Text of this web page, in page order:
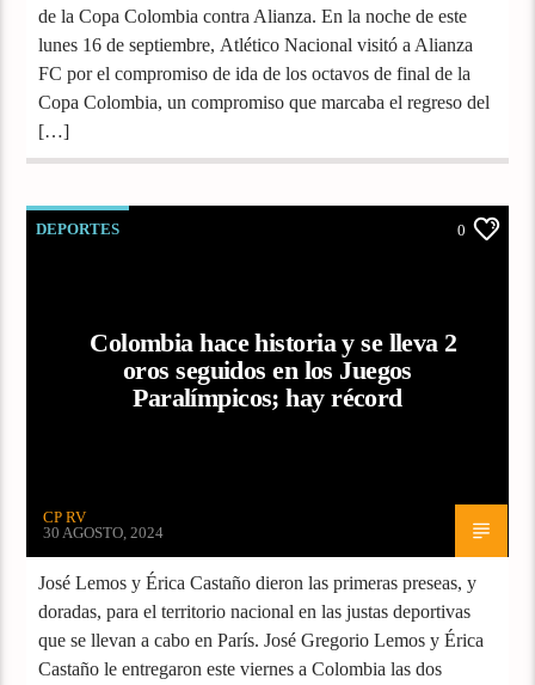
de la Copa Colombia contra Alianza. En la noche de este
lunes 16 de septiembre, Atlético Nacional visitó a Alianza
FC por el compromiso de ida de los octavos de final de la
Copa Colombia, un compromiso que marcaba el regreso del
[…]
DEPORTES 0
Colombia hace historia y se lleva 2
oros seguidos en los Juegos
Paralímpicos; hay récord
CP RV
30 AGOSTO, 2024
José Lemos y Érica Castaño dieron las primeras preseas, y
doradas, para el territorio nacional en las justas deportivas
que se llevan a cabo en París. José Gregorio Lemos y Érica
Castaño le entregaron este viernes a Colombia las dos